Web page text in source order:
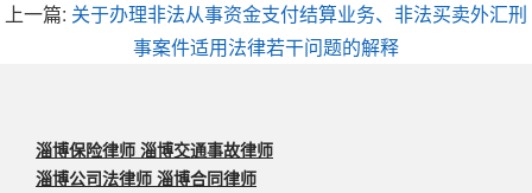
上一篇: 关于办理非法从事资金支付结算业务、非法买卖外汇刑
事案件适用法律若干问题的解释
淄博保险律师 淄博交通事故律师
淄博公司法律师 淄博合同律师